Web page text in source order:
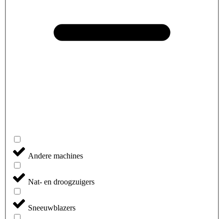
Andere machines
Nat- en droogzuigers
Sneeuwblazers